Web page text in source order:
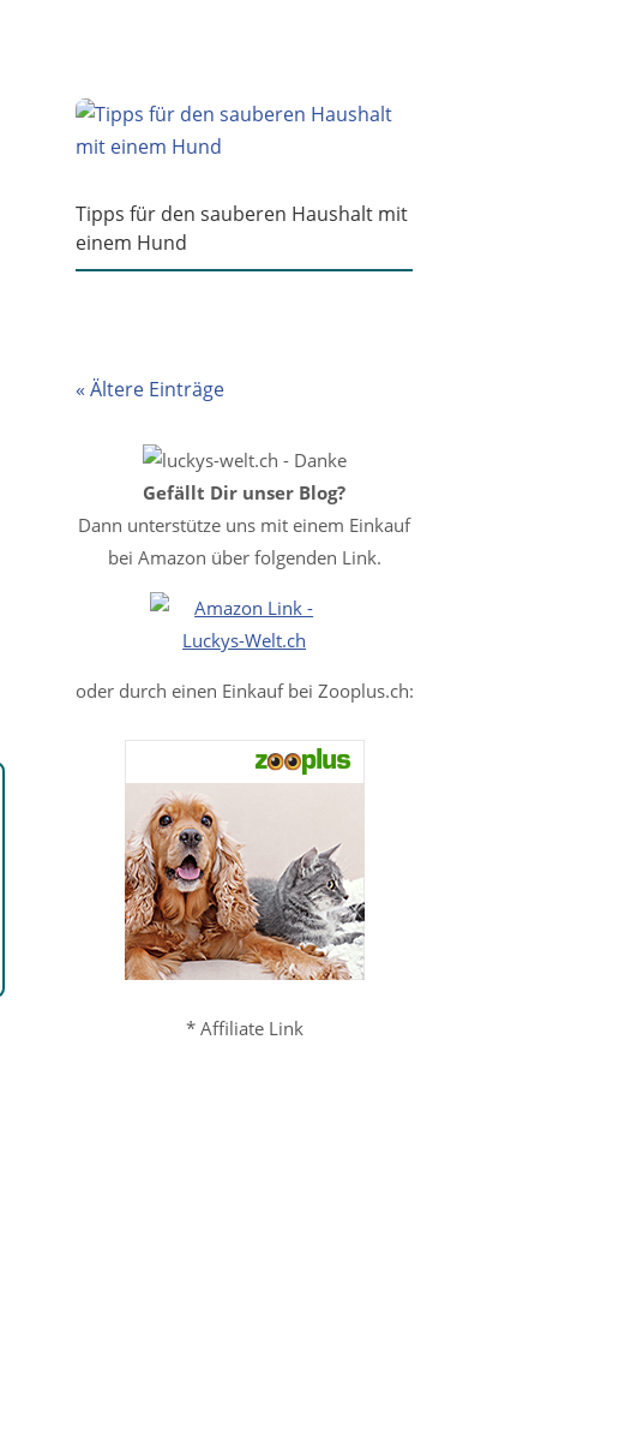
Tipps für den sauberen Haushalt mit
einem Hund
« Ältere Einträge
Gefällt Dir unser Blog?
Dann unterstütze uns mit einem Einkauf
bei Amazon über folgenden Link.
oder durch einen Einkauf bei Zooplus.ch:
* Affiliate Link